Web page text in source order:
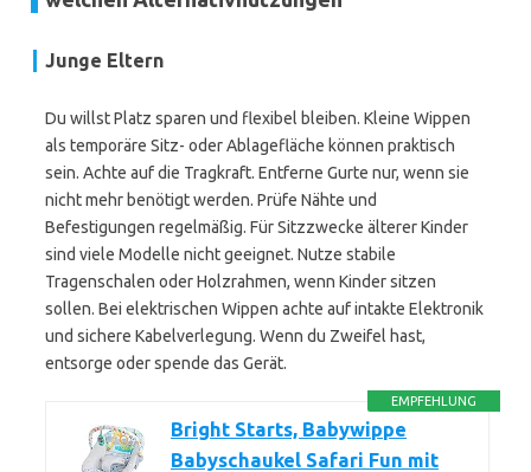
Junge Eltern
Du willst Platz sparen und flexibel bleiben. Kleine Wippen
als temporäre Sitz- oder Ablagefläche können praktisch
sein. Achte auf die Tragkraft. Entferne Gurte nur, wenn sie
nicht mehr benötigt werden. Prüfe Nähte und
Befestigungen regelmäßig. Für Sitzzwecke älterer Kinder
sind viele Modelle nicht geeignet. Nutze stabile
Tragenschalen oder Holzrahmen, wenn Kinder sitzen
sollen. Bei elektrischen Wippen achte auf intakte Elektronik
und sichere Kabelverlegung. Wenn du Zweifel hast,
entsorge oder spende das Gerät.
EMPFEHLUNG
Bright Starts, Babywippe
Babyschaukel Safari Fun mit